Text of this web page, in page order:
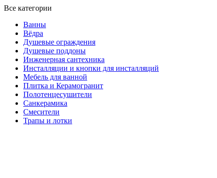
Все категории
Ванны
Вёдра
Душевые ограждения
Душевые поддоны
Инженерная сантехника
Инсталляции и кнопки для инсталляций
Мебель для ванной
Плитка и Керамогранит
Полотенцесушители
Санкерамика
Смесители
Трапы и лотки